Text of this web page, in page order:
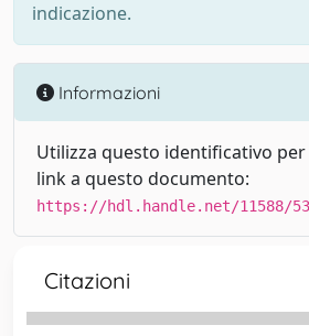
indicazione.
Informazioni
Utilizza questo identificativo
link a questo documento:
https://hdl.handle.net/11588/
Citazioni